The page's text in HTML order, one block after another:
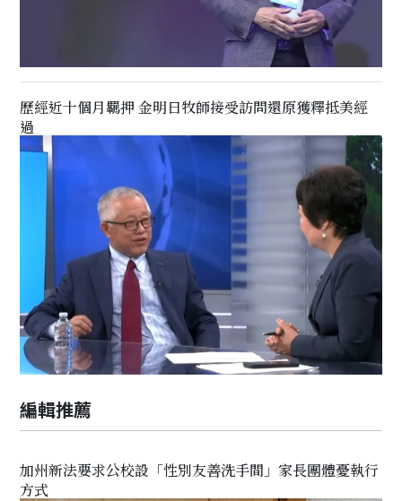
歷經近十個月羈押 金明日牧師接受訪問還原獲釋抵美經
過
編輯推薦
加州新法要求公校設「性別友善洗手間」家長團體憂執行
方式